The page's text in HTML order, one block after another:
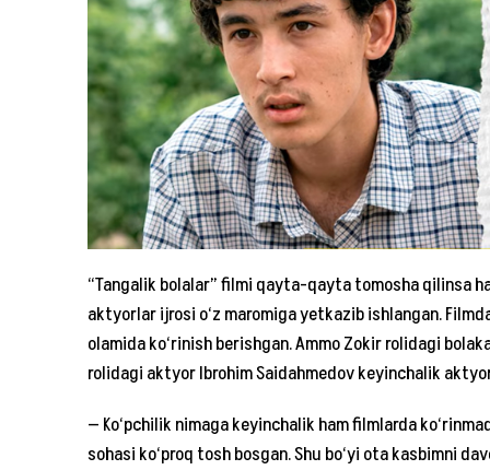
“Tangalik bolalar” filmi qayta-qayta tomosha qilinsa
aktyorlar ijrosi o‘z maromiga yetkazib ishlangan.
olamida ko‘rinish berishgan. Ammo Zokir rolidagi
rolidagi aktyor Ibrohim Saidahmedov keyinchalik
— Ko‘pchilik nimaga keyinchalik ham filmlarda
sohasi ko‘proq tosh bosgan. Shu bo‘yi ota kasbimni